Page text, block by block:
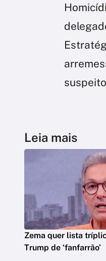
Leia mais
Zema quer lista
Trump de ‘fanfarrão’